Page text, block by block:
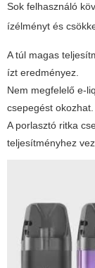
Sok felhasználó
ízélményt és
A túl magas
ízt eredményez.
Nem megfelelő e-
csepegést okozhat.
A porlasztó ritka
teljesítményhez